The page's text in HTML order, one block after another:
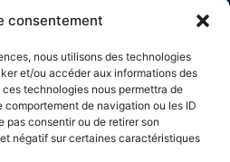
consentement
nous utilisons des technologies
et/ou accéder aux informations des
technologies nous permettra de
de navigation ou les ID
pas consentir ou de retirer son
négatif sur certaines caractéristiques
Cet été, Arc-
en-Ciel
recherche
des
volontaires
pour ses